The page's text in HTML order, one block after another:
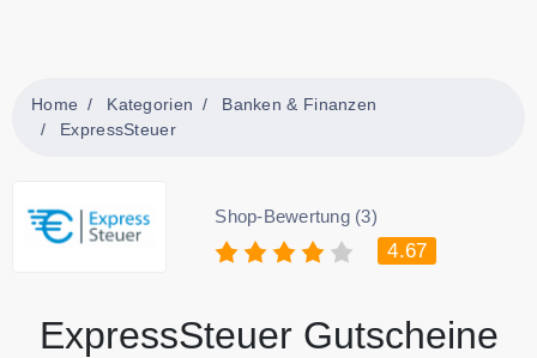
Home Kategorien
Banken & Finanzen
ExpressSteuer
Shop-Bewertung (3)
4.67
ExpressSteuer Gutscheine